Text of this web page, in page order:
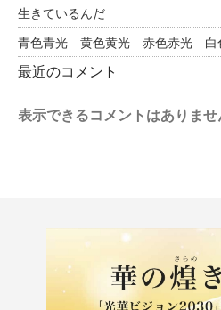
生きているんだ
青色青光 黄色黄光 赤色赤光 白色
最近のコメント
表示できるコメントはありませ